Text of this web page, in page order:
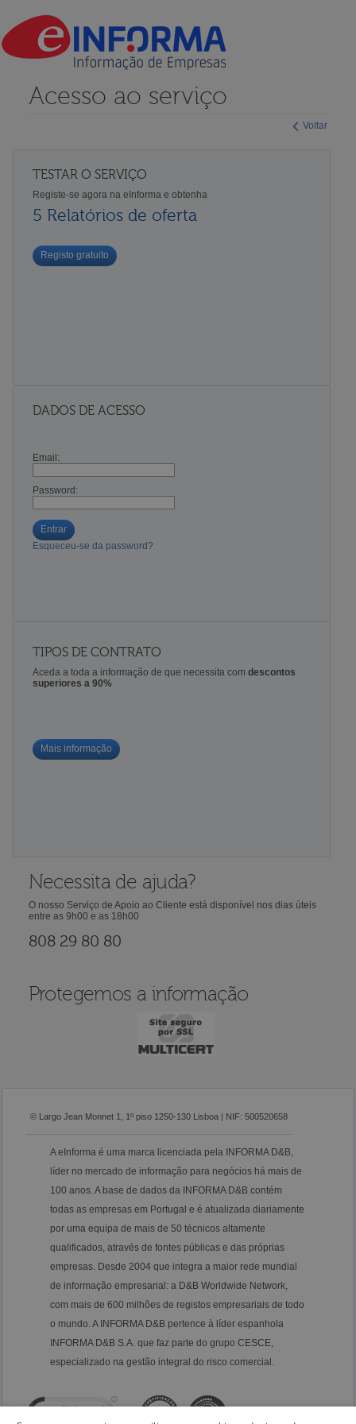
Voltar
Acesso ao serviço
TESTAR O SERVIÇO
Registe-se agora na eInforma e obtenha
5 Relatórios de oferta
Registo gratuito
DADOS DE ACESSO
Email:
Password:
Entrar
Esqueceu-se da password?
TIPOS DE CONTRATO
Aceda a toda a informação de que necessita com descontos
superiores a 90%
Mais informação
Necessita de ajuda?
O nosso Serviço de Apoio ao Cliente está disponível nos dias úteis
entre as 9h00 e as 18h00
808 29 80 80
Protegemos a informação
© Largo Jean Monnet 1, 1º piso 1250-130 Lisboa | NIF: 500520658
A eInforma é uma marca licenciada pela INFORMA D&B,
líder no mercado de informação para negócios há mais de
100 anos. A base de dados da INFORMA D&B contém
todas as empresas em Portugal e é atualizada diariamente
por uma equipa de mais de 50 técnicos altamente
qualificados, através de fontes públicas e das próprias
empresas. Desde 2004 que integra a maior rede mundial
de informação empresarial: a D&B Worldwide Network,
com mais de 600 milhões de registos empresariais de todo
o mundo. A INFORMA D&B pertence à líder espanhola
INFORMA D&B S.A. que faz parte do grupo CESCE,
especializado na gestão integral do risco comercial.